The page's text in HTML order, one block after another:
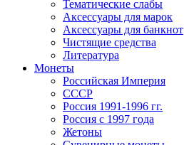
Тематические слабы
Аксессуары для марок
Аксессуары для банкнот
Чистящие средства
Литература
Монеты
Российская Империя
СССР
Россия 1991-1996 гг.
Россия с 1997 года
Жетоны